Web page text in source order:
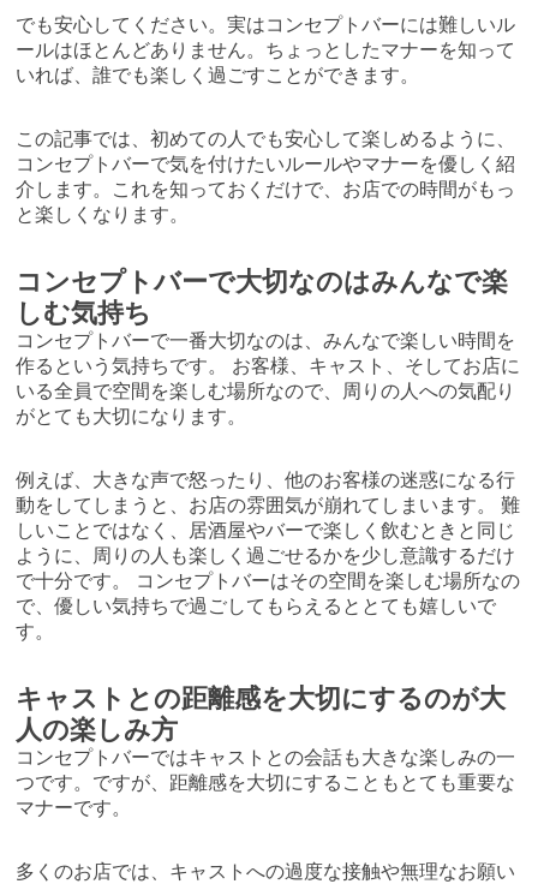
でも安心してください。実はコンセプトバーには難しいル
ールはほとんどありません。ちょっとしたマナーを知って
いれば、誰でも楽しく過ごすことができます。
この記事では、初めての人でも安心して楽しめるように、
コンセプトバーで気を付けたいルールやマナーを優しく紹
介します。これを知っておくだけで、お店での時間がもっ
と楽しくなります。
コンセプトバーで大切なのはみんなで楽
しむ気持ち
コンセプトバーで一番大切なのは、みんなで楽しい時間を
作るという気持ちです。 お客様、キャスト、そしてお店に
いる全員で空間を楽しむ場所なので、周りの人への気配り
がとても大切になります。
例えば、大きな声で怒ったり、他のお客様の迷惑になる行
動をしてしまうと、お店の雰囲気が崩れてしまいます。 難
しいことではなく、居酒屋やバーで楽しく飲むときと同じ
ように、周りの人も楽しく過ごせるかを少し意識するだけ
で十分です。 コンセプトバーはその空間を楽しむ場所なの
で、優しい気持ちで過ごしてもらえるととても嬉しいで
す。
キャストとの距離感を大切にするのが大
人の楽しみ方
コンセプトバーではキャストとの会話も大きな楽しみの一
つです。ですが、距離感を大切にすることもとても重要な
マナーです。
多くのお店では、キャストへの過度な接触や無理なお願い